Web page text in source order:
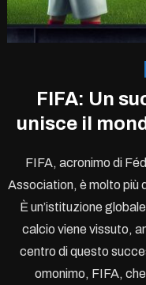
FIFA: Un
unisce il
FIFA, acronimo di
Association, è molto più
È un’istituzione
calcio viene vissuto,
centro di questo
omonimo, FIFA,